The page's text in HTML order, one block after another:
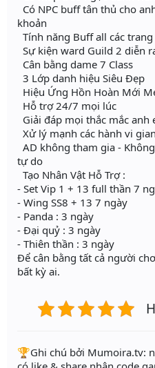
Có NPC buff tân thủ cho
khoản
Tính năng Buff all các
Sự kiện ward Guild 2 diễn
Cân bằng dame 7 Class
3 Lớp danh hiệu Siêu Đẹp
Hiệu Ứng Hồn Hoàn Mới
Hỗ trợ 24/7 mọi lúc
Giải đáp mọi thắc mắc
Xử lý mạnh các hành vi
AD không tham gia -
tự do
Tạo Nhân Vật Hỗ Trợ :
- Set Vip 1 + 13 full thần 7
- Wing SS8 + 13 7 ngày
- Panda : 3 ngày
- Đại quỷ : 3 ngày
- Thiên thần : 3 ngày
Để cân bằng tất cả người
bất kỳ ai.
️🏆Ghi chú bởi Mumoira.tv: